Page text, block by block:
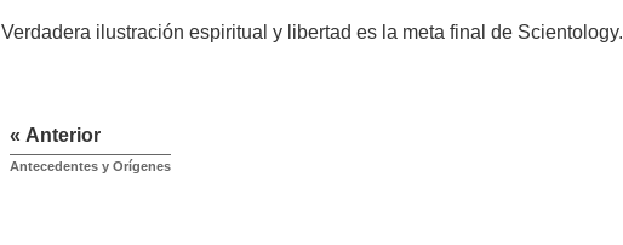
Verdadera ilustración espiritual y libertad es la meta final de Scientology.
« Anterior
Antecedentes y Orígenes